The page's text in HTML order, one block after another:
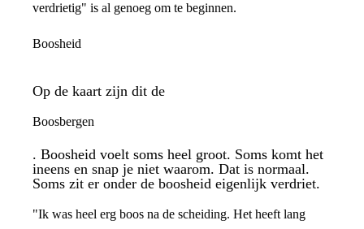
verdrietig" is al genoeg om te beginnen.
Boosheid
Op de kaart zijn dit de
Boosbergen
. Boosheid voelt soms heel groot. Soms komt het
ineens en snap je niet waarom. Dat is normaal.
Soms zit er onder de boosheid eigenlijk verdriet.
"Ik was heel erg boos na de scheiding. Het heeft lang